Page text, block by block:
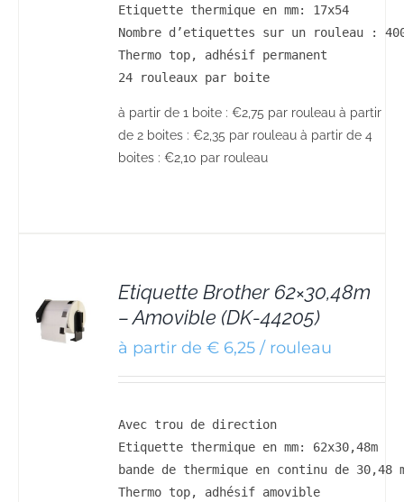
Etiquette thermique en mm: 17x54
Nombre d’etiquettes sur un rouleau :
Thermo top, adhésif permanent
24 rouleaux par boite
à partir de 1 boite : €2,75 par rouleau à partir
de 2 boites : €2,35 par rouleau à partir de 4
boites : €2,10 par rouleau
Etiquette Brother 62×30,48m
– Amovible (DK-44205)
à partir de € 6,25 / rouleau
Avec trou de direction
Etiquette thermique en mm: 62x30,48m
bande de thermique en continu de 30,48
Thermo top, adhésif amovible